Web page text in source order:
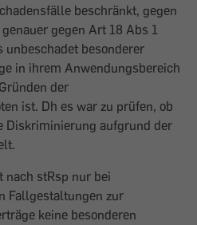
beschränkt, gegen
gegen Art 18 Abs 1
unbeschadet besonderer
in ihrem Anwendungsbereich
der
ist. Dh es war zu prüfen, ob
Diskriminierung aufgrund der
nach stRsp nur bei
Fallgestaltungen zur
keine besonderen